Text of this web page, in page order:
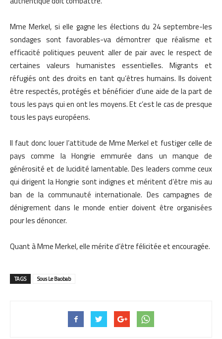
Mme Merkel, si elle gagne les élections du 24 septembre-les
sondages sont favorables-va démontrer que réalisme et
efficacité politiques peuvent aller de pair avec le respect de
certaines valeurs humanistes essentielles. Migrants et
réfugiés ont des droits en tant qu’êtres humains. Ils doivent
être respectés, protégés et bénéficier d’une aide de la part de
tous les pays qui en ont les moyens. Et c’est le cas de presque
tous les pays européens.
Il faut donc louer l’attitude de Mme Merkel et fustiger celle de
pays comme la Hongrie emmurée dans un manque de
générosité et de lucidité lamentable. Des leaders comme ceux
qui dirigent la Hongrie sont indignes et méritent d’être mis au
ban de la communauté internationale. Des campagnes de
dénigrement dans le monde entier doivent être organisées
pour les dénoncer.
Quant à Mme Merkel, elle mérite d’être félicitée et encouragée.
TAGS Sous Le Baobab